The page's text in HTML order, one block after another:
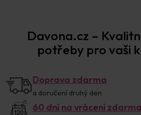
Davona.cz –
potřeby pro vaši
Doprava zdarma
a doručení druhý den
60 dní na vrácení zdarma